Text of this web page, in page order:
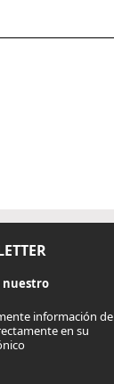
nuestro
información de
en su